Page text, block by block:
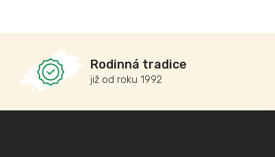
Rodinná tradice
již od roku 1992